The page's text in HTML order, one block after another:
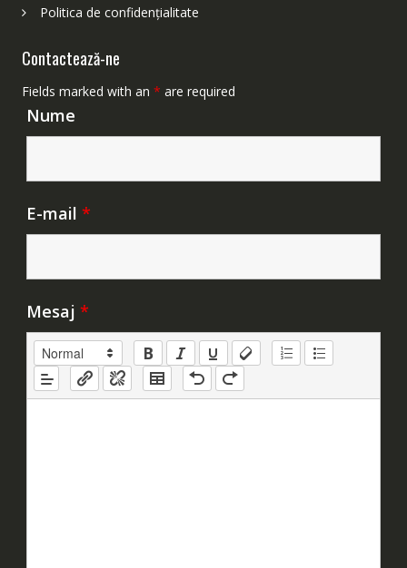
Politica de confidențialitate
Contactează-ne
Fields marked with an * are required
Nume
E-mail *
Mesaj *